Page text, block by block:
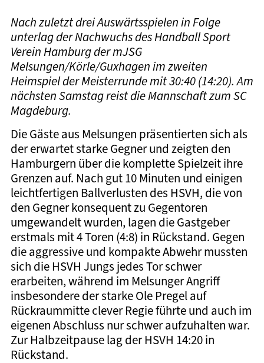
Nach zuletzt drei Auswärtsspielen in Folge
unterlag der Nachwuchs des Handball Sport
Verein Hamburg der mJSG
Melsungen/Körle/Guxhagen im zweiten
Heimspiel der Meisterrunde mit 30:40 (14:20). Am
nächsten Samstag reist die Mannschaft zum SC
Magdeburg.
Die Gäste aus Melsungen präsentierten sich als
der erwartet starke Gegner und zeigten den
Hamburgern über die komplette Spielzeit ihre
Grenzen auf. Nach gut 10 Minuten und einigen
leichtfertigen Ballverlusten des HSVH, die von
den Gegner konsequent zu Gegentoren
umgewandelt wurden, lagen die Gastgeber
erstmals mit 4 Toren (4:8) in Rückstand. Gegen
die aggressive und kompakte Abwehr mussten
sich die HSVH Jungs jedes Tor schwer
erarbeiten, während im Melsunger Angriff
insbesondere der starke Ole Pregel auf
Rückraummitte clever Regie führte und auch im
eigenen Abschluss nur schwer aufzuhalten war.
Zur Halbzeitpause lag der HSVH 14:20 in
Rückstand.